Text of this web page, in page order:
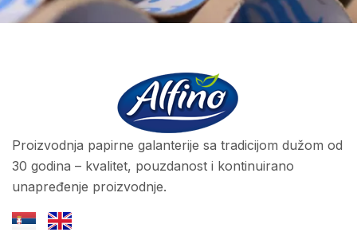
Proizvodnja papirne galanterije sa tradicijom dužom od
30 godina – kvalitet, pouzdanost i kontinuirano
unapređenje proizvodnje.